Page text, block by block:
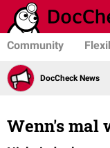
Community
DocCheck News
Wenn's mal